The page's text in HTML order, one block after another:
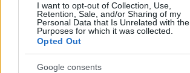
I want to opt-out of Collection, Use,
Retention, Sale, and/or Sharing of my
Personal Data that Is Unrelated with the
Purposes for which it was collected.
Opted Out
Google consents